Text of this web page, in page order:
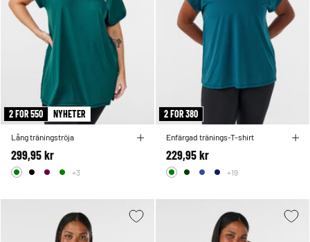
2 FOR 550 NYHETER
Lång träningströja
299,95 kr
+3
2 FOR 380
Enfärgad tränings-T-shirt
229,95 kr
+19